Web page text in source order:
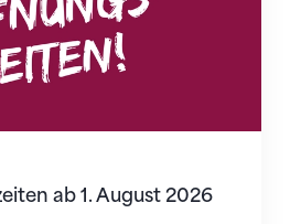
ab 1. August 2026